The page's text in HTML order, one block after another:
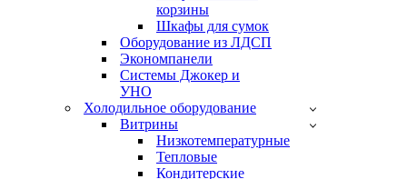
корзины
Шкафы для сумок
Оборудование из ЛДСП
Экономпанели
Системы Джокер и
УНО
Холодильное оборудование
Витрины
Низкотемпературные
Тепловые
Кондитерские